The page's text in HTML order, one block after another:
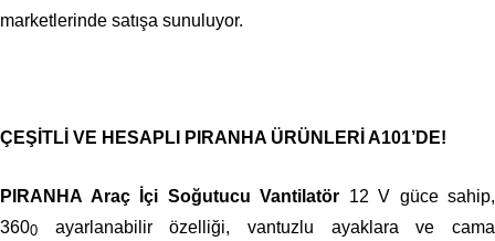
marketlerinde satışa sunuluyor.
ÇEŞİTLİ VE HESAPLI PIRANHA ÜRÜNLERİ A101’DE!
PIRANHA Araç İçi Soğutucu Vantilatör 12 V güce sahip,
3600 ayarlanabilir özelliği, vantuzlu ayaklara ve cama